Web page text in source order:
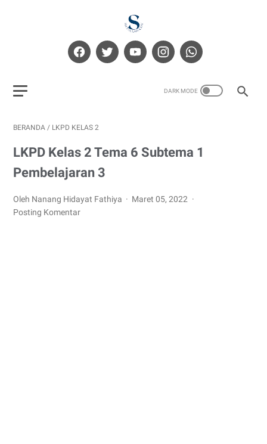
BERANDA / LKPD KELAS 2
LKPD Kelas 2 Tema 6 Subtema 1
Pembelajaran 3
Oleh Nanang Hidayat Fathiya
Maret 05, 2022
Posting Komentar